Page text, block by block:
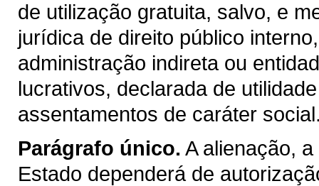
de utilização gratuita, salvo, e
jurídica de direito público
administração indireta ou
lucrativos, declarada de
assentamentos de caráter
Parágrafo único. A alienação,
Estado dependerá de